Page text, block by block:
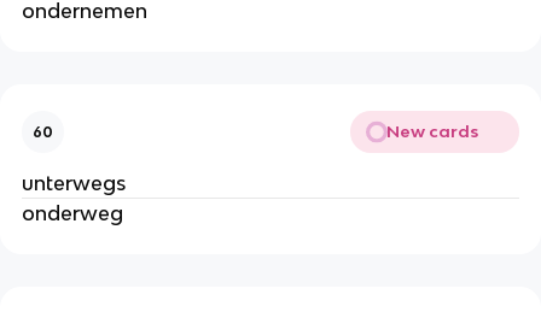
ondernemen
60 New cards
unterwegs
onderweg